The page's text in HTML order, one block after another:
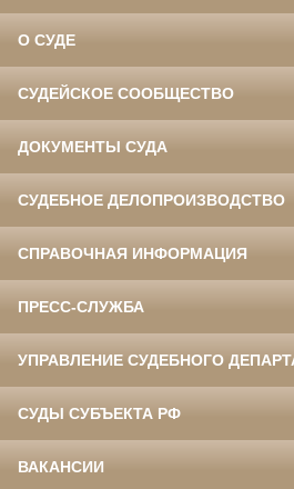
О СУДЕ
СУДЕЙСКОЕ СООБЩЕСТВО
ДОКУМЕНТЫ СУДА
СУДЕБНОЕ ДЕЛОПРОИЗВОДСТВО
СПРАВОЧНАЯ ИНФОРМАЦИЯ
ПРЕСС-СЛУЖБА
УПРАВЛЕНИЕ СУДЕБНОГО
СУДЫ СУБЪЕКТА РФ
ВАКАНСИИ